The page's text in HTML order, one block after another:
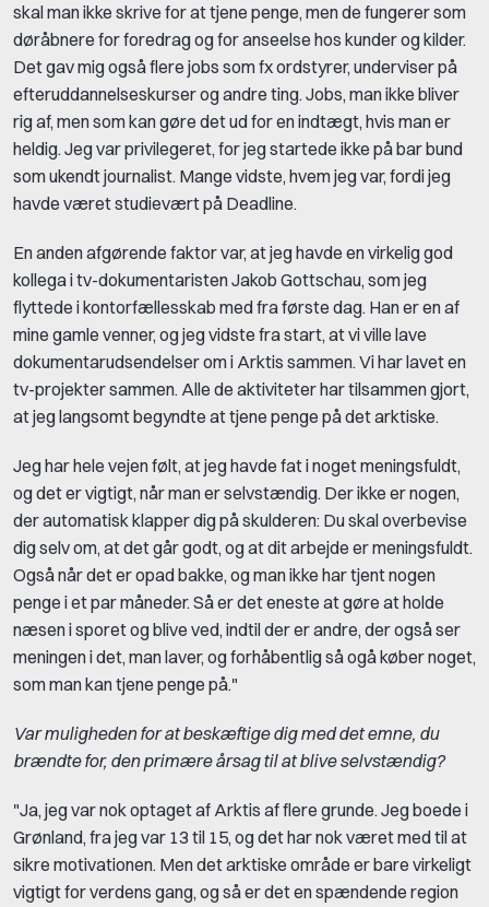
skal man ikke skrive for at tjene penge, men de fungerer som
døråbnere for foredrag og for anseelse hos kunder og kilder.
Det gav mig også flere jobs som fx ordstyrer, underviser på
efteruddannelseskurser og andre ting. Jobs, man ikke bliver
rig af, men som kan gøre det ud for en indtægt, hvis man er
heldig. Jeg var privilegeret, for jeg startede ikke på bar bund
som ukendt journalist. Mange vidste, hvem jeg var, fordi jeg
havde været studievært på Deadline.
En anden afgørende faktor var, at jeg havde en virkelig god
kollega i tv-dokumentaristen Jakob Gottschau, som jeg
flyttede i kontorfællesskab med fra første dag. Han er en af
mine gamle venner, og jeg vidste fra start, at vi ville lave
dokumentarudsendelser om i Arktis sammen. Vi har lavet en
tv-projekter sammen. Alle de aktiviteter har tilsammen gjort,
at jeg langsomt begyndte at tjene penge på det arktiske.
Jeg har hele vejen følt, at jeg havde fat i noget meningsfuldt,
og det er vigtigt, når man er selvstændig. Der ikke er nogen,
der automatisk klapper dig på skulderen: Du skal overbevise
dig selv om, at det går godt, og at dit arbejde er meningsfuldt.
Også når det er opad bakke, og man ikke har tjent nogen
penge i et par måneder. Så er det eneste at gøre at holde
næsen i sporet og blive ved, indtil der er andre, der også ser
meningen i det, man laver, og forhåbentlig så ogå køber noget,
som man kan tjene penge på."
Var muligheden for at beskæftige dig med det emne, du
brændte for, den primære årsag til at blive selvstændig?
"Ja, jeg var nok optaget af Arktis af flere grunde. Jeg boede i
Grønland, fra jeg var 13 til 15, og det har nok været med til at
sikre motivationen. Men det arktiske område er bare virkeligt
vigtigt for verdens gang, og så er det en spændende region